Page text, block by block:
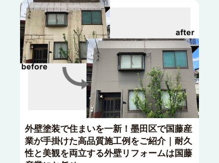
外壁塗装で住まいを一新！墨田区で国藤産
業が手掛けた高品質施工例をご紹介｜耐久
性と美観を両立する外壁リフォームは国藤